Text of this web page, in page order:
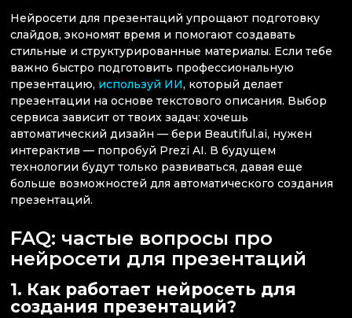
Нейросети для презентаций упрощают подготовку
слайдов, экономят время и помогают создавать
стильные и структурированные материалы. Если тебе
важно быстро подготовить профессиональную
презентацию, используй ИИ, который делает
презентации на основе текстового описания. Выбор
сервиса зависит от твоих задач: хочешь
автоматический дизайн — бери Beautiful.ai, нужен
интерактив — попробуй Prezi AI. В будущем
технологии будут только развиваться, давая еще
больше возможностей для автоматического создания
презентаций.
FAQ: частые вопросы про
нейросети для презентаций
1. Как работает нейросеть для
создания презентаций?